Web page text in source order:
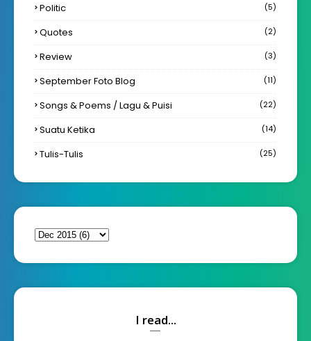
Politic (5)
Quotes (2)
Review (3)
September Foto Blog (11)
Songs & Poems / Lagu & Puisi (22)
Suatu Ketika (14)
Tulis-Tulis (25)
I read...